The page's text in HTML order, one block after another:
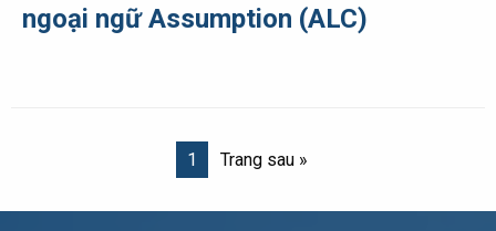
ngoại ngữ Assumption (ALC)
1 Trang sau »